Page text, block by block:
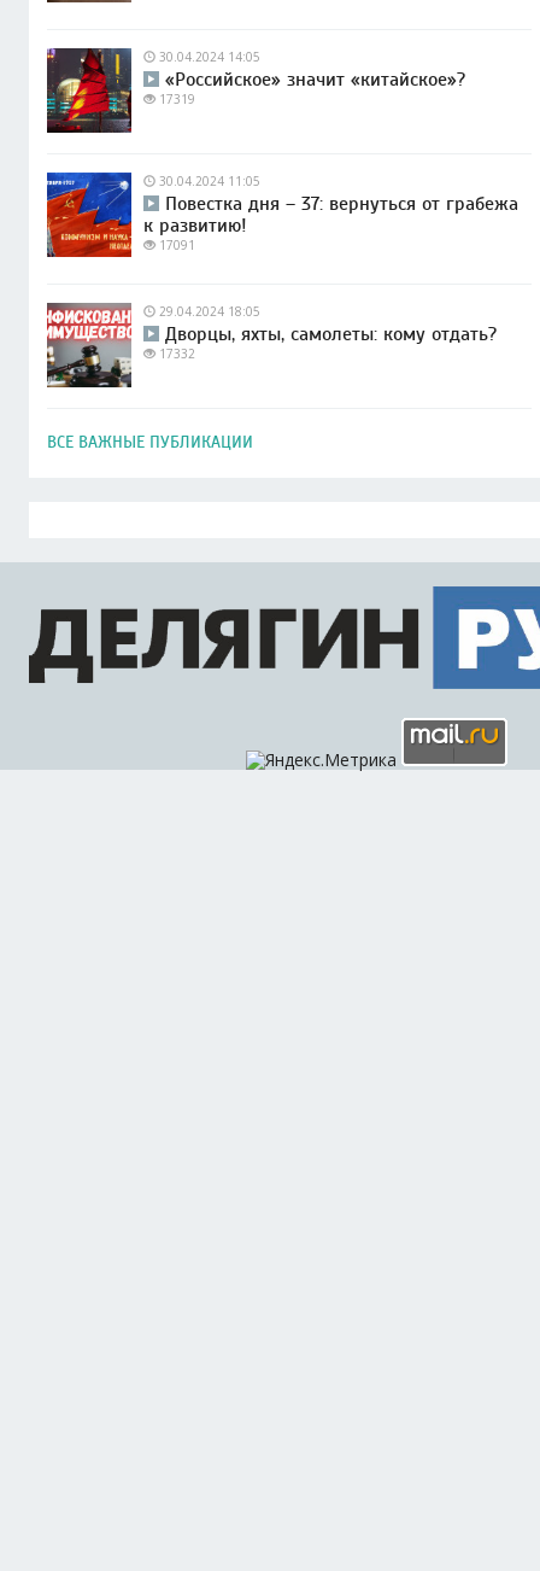
30.04.2024 14:05
«Российское» значит «китайское»?
17319
30.04.2024 11:05
Повестка дня – 37: вернуться от грабежа
к развитию!
17091
29.04.2024 18:05
Дворцы, яхты, самолеты: кому отдать?
17332
ВСЕ ВАЖНЫЕ ПУБЛИКАЦИИ